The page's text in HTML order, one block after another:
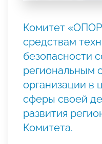
Комитет
средствам
безопасности
региональным
организации в
сферы своей
развития
Комитета.